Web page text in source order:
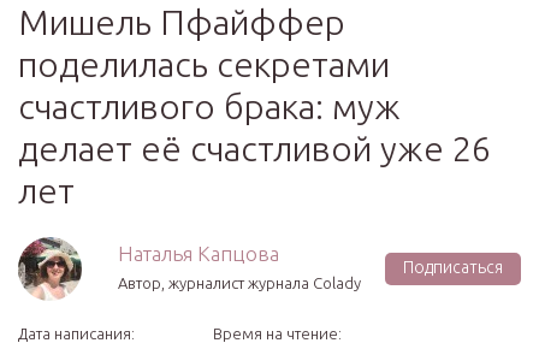
Мишель Пфайффер
поделилась секретами
счастливого брака: муж
делает её счастливой уже 26
лет
Наталья Капцова
Автор, журналист журнала Colady
Подписаться
Дата написания:
Время на чтение: